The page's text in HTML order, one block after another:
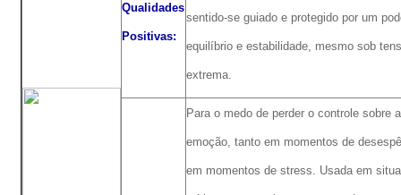
Qualidades
Positivas:
sentido-se guiado e protegido por um
equilíbrio e estabilidade, mesmo sob
extrema.
Para o medo de perder o controle sobre
emoção, tanto em momentos de
em momentos de stress. Usada em